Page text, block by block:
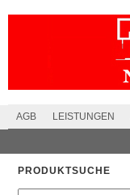
AGB LEISTUNGEN
PRODUKTSUCHE